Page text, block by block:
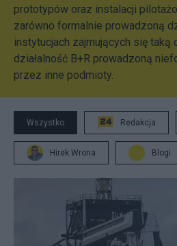
prototypów oraz instalacji
zarówno formalnie prowadzoną
instytucjach zajmujących się taką
działalność B+R prowadzoną
przez inne podmioty.
Wszystko Redakcja
Hirek Wrona Blogi